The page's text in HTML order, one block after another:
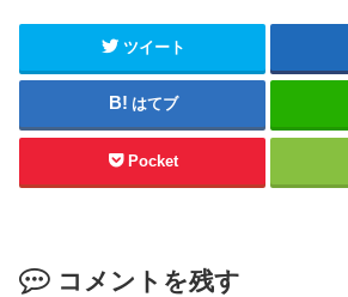
ツイート
はてブ
Pocket
コメントを残す